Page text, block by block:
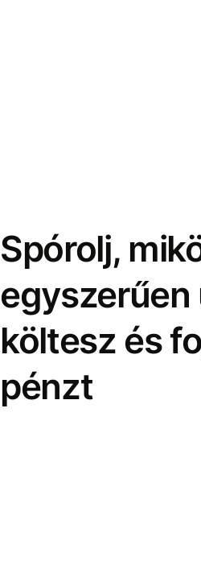
Spórolj,
egyszerűen
költesz és
pénzt